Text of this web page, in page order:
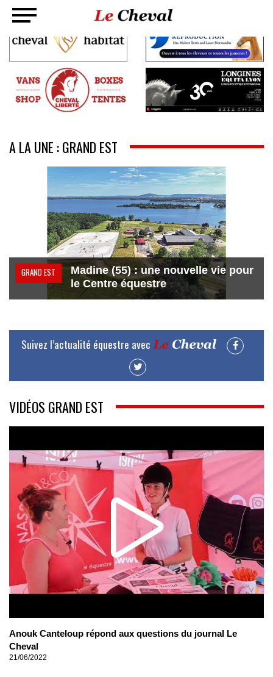
A LA UNE : GRAND EST
GRAND EST
Madine (55) : une nouvelle vie pour
le Centre équestre
Suivez l’actualité équestre avec
VIDÉOS GRAND EST
Anouk Canteloup répond aux questions du journal Le
Cheval
21/06/2022